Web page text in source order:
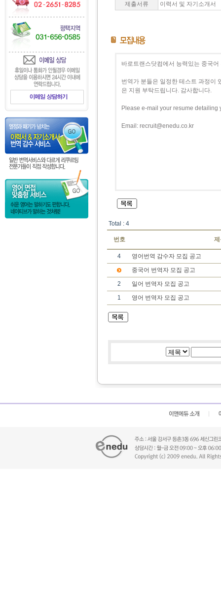
제출서류
이력서 및 자기소개서
바로트랜스닷컴에서 능력있는 중국
번역가 분들은 일정한 테스트 과정이
은 지원 부탁드립니다. 감사합니다.
Please e-mail your resume
Email: recruit@enedu.co.kr
Total : 4
번호 제
4
영어번역 감수자 모집 공고
중국어 번역자 모집 공고
2
일어 번역자 모집 공고
1
영어 번역자 모집 공고